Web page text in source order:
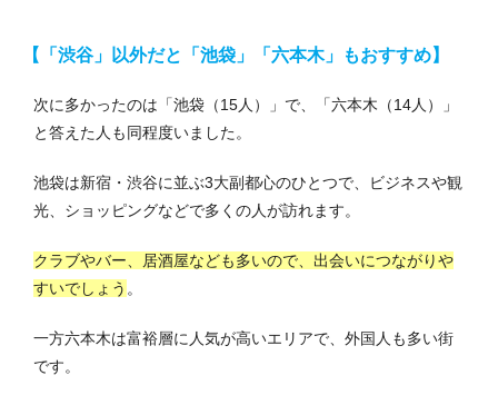
【「渋谷」以外だと「池袋」「六本木」もおすすめ】
次に多かったのは「池袋（15人）」で、「六本木（14人）」
と答えた人も同程度いました。
池袋は新宿・渋谷に並ぶ3大副都心のひとつで、ビジネスや観
光、ショッピングなどで多くの人が訪れます。
クラブやバー、居酒屋なども多いので、出会いにつながりや
すいでしょう 。
一方六本木は富裕層に人気が高いエリアで、外国人も多い街
です。